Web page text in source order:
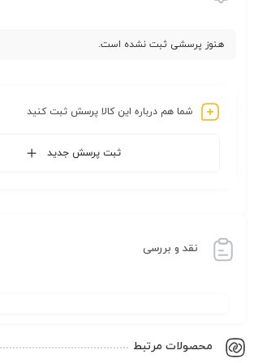
هنوز پرسشی ثبت نشده است.
شما هم درباره این کالا پرسش ثبت کنید
ثبت پرسش جدید
نقد و بررسی
محصولات مرتبط